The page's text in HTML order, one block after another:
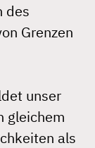
des
Grenzen
unser
gleichem
als